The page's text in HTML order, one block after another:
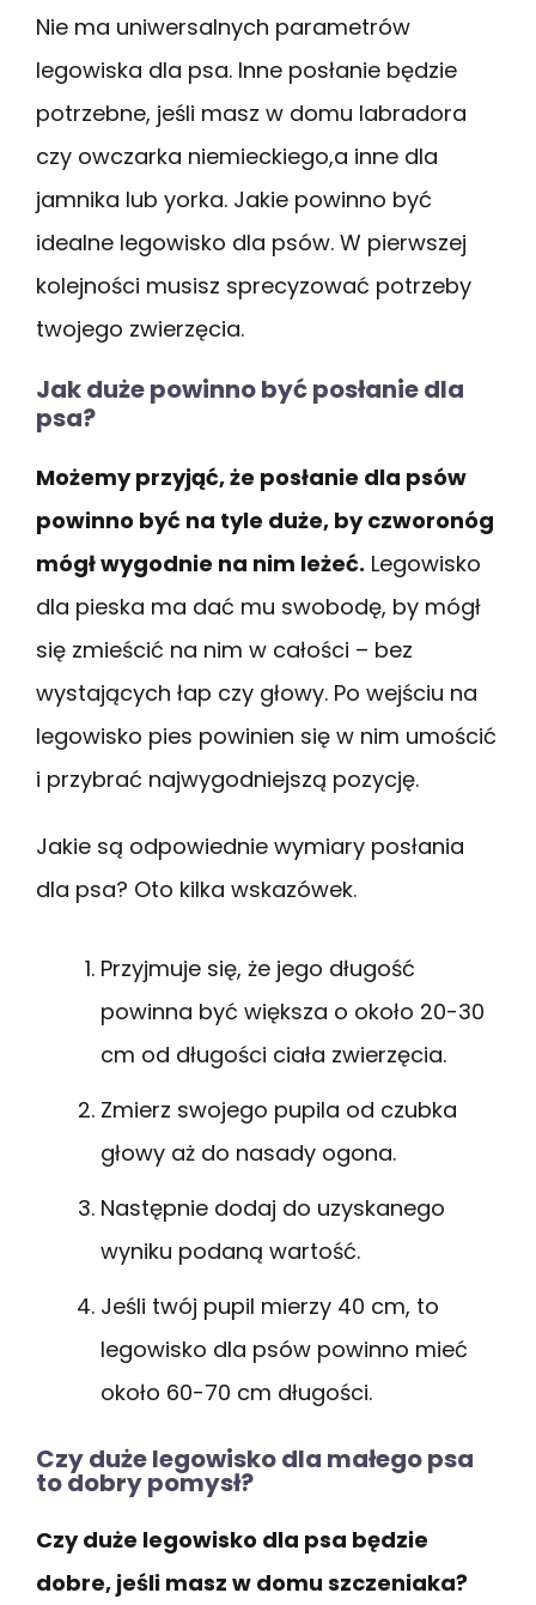
Nie ma uniwersalnych parametrów
legowiska dla psa. Inne posłanie będzie
potrzebne, jeśli masz w domu labradora
czy owczarka niemieckiego,a inne dla
jamnika lub yorka. Jakie powinno być
idealne legowisko dla psów. W pierwszej
kolejności musisz sprecyzować potrzeby
twojego zwierzęcia.
Jak duże powinno być posłanie dla
psa?
Możemy przyjąć, że posłanie dla psów
powinno być na tyle duże, by czworonóg
mógł wygodnie na nim leżeć. Legowisko
dla pieska ma dać mu swobodę, by mógł
się zmieścić na nim w całości – bez
wystających łap czy głowy. Po wejściu na
legowisko pies powinien się w nim umościć
i przybrać najwygodniejszą pozycję.
Jakie są odpowiednie wymiary posłania
dla psa? Oto kilka wskazówek.
Przyjmuje się, że jego długość
powinna być większa o około 20-30
cm od długości ciała zwierzęcia.
Zmierz swojego pupila od czubka
głowy aż do nasady ogona.
Następnie dodaj do uzyskanego
wyniku podaną wartość.
Jeśli twój pupil mierzy 40 cm, to
legowisko dla psów powinno mieć
około 60-70 cm długości.
Czy duże legowisko dla małego psa
to dobry pomysł?
Czy duże legowisko dla psa będzie
dobre, jeśli masz w domu szczeniaka?